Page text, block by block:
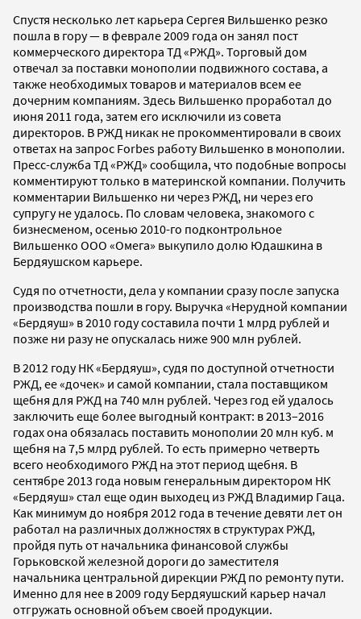
Спустя несколько лет карьера Сергея Вильшенко резко
пошла в гору — в феврале 2009 года он занял пост
коммерческого директора ТД «РЖД». Торговый дом
отвечал за поставки монополии подвижного состава, а
также необходимых товаров и материалов всем ее
дочерним компаниям. Здесь Вильшенко проработал до
июня 2011 года, затем его исключили из совета
директоров. В РЖД никак не прокомментировали в своих
ответах на запрос Forbes работу Вильшенко в монополии.
Пресс-служба ТД «РЖД» сообщила, что подобные вопросы
комментируют только в материнской компании. Получить
комментарии Вильшенко ни через РЖД, ни через его
супругу не удалось. По словам человека, знакомого с
бизнесменом, осенью 2010-го подконтрольное
Вильшенко ООО «Омега» выкупило долю Юдашкина в
Бердяушском карьере.
Судя по отчетности, дела у компании сразу после запуска
производства пошли в гору. Выручка «Нерудной компании
«Бердяуш» в 2010 году составила почти 1 млрд рублей и
позже ни разу не опускалась ниже 900 млн рублей.
В 2012 году НК «Бердяуш», судя по доступной отчетности
РЖД, ее «дочек» и самой компании, стала поставщиком
щебня для РЖД на 740 млн рублей. Через год ей удалось
заключить еще более выгодный контракт: в 2013–2016
годах она обязалась поставить монополии 20 млн куб. м
щебня на 7,5 млрд рублей. То есть примерно четверть
всего необходимого РЖД на этот период щебня. В
сентябре 2013 года новым генеральным директором НК
«Бердяуш» стал еще один выходец из РЖД Владимир Гаца.
Как минимум до ноября 2012 года в течение девяти лет он
работал на различных должностях в структурах РЖД,
пройдя путь от начальника финансовой службы
Горьковской железной дороги до заместителя
начальника центральной дирекции РЖД по ремонту пути.
Именно для нее в 2009 году Бердяушский карьер начал
отгружать основной объем своей продукции.